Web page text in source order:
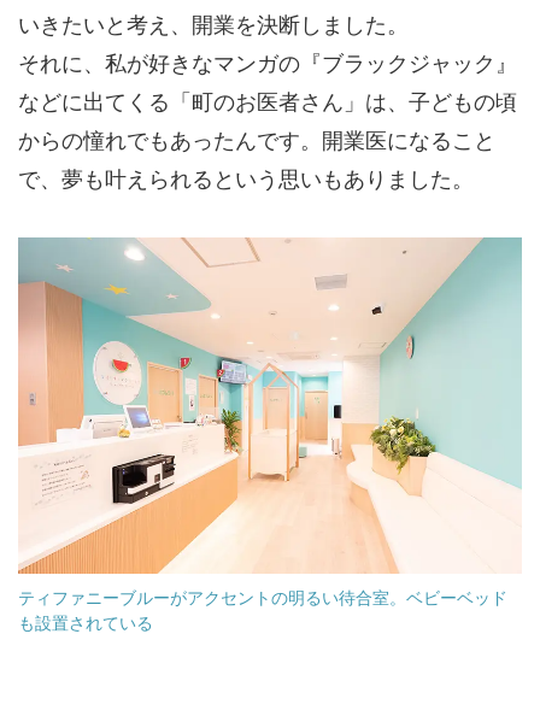
いきたいと考え、開業を決断しました。
それに、私が好きなマンガの『ブラックジャック』
などに出てくる「町のお医者さん」は、子どもの頃
からの憧れでもあったんです。開業医になること
で、夢も叶えられるという思いもありました。
ティファニーブルーがアクセントの明るい待合室。ベビーベッド
も設置されている